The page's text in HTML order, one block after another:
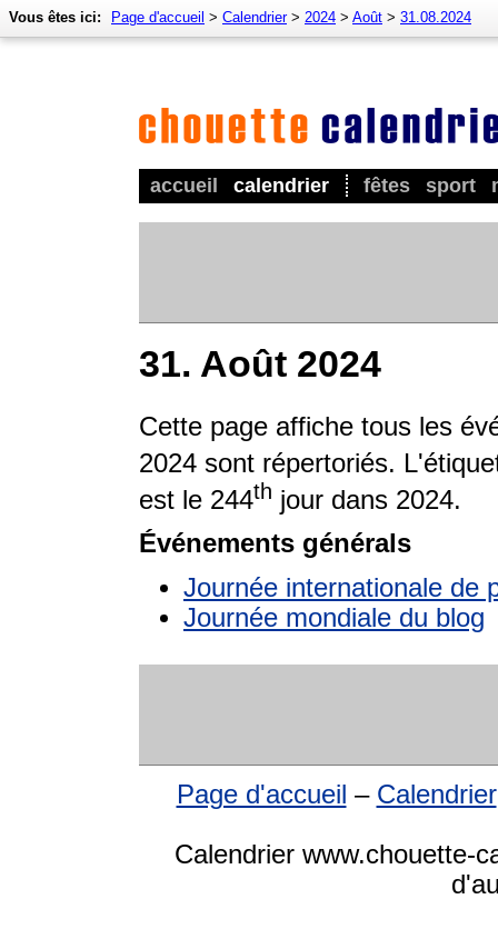
accueil calendrier fêtes sport
Vous êtes ici: Page d'accueil > Calendrier> 2024 > Août > 31.08.2024
31. Août 2024
Cette page affiche tous les
2024 sont répertoriés.
est le 244th jour dans 2024.
Événements générals
Journée internationale de
Journée mondiale du blog
Page d'accueil – Calendrier
Calendrier www.chouette-